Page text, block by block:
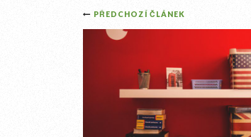
Post
navigation
PŘEDCHOZÍ ČLÁNEK